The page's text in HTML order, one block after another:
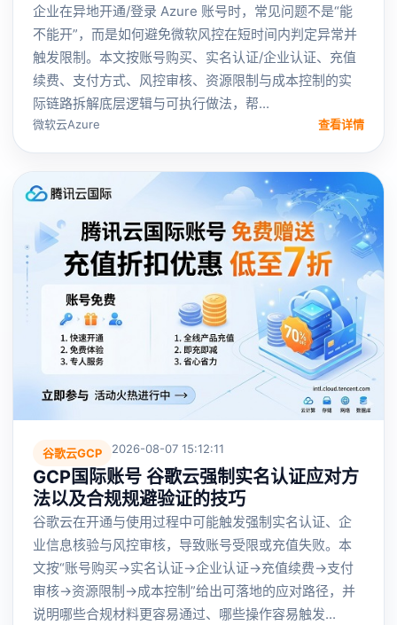
企业在异地开通/登录 Azure 账号时，常见问题不是“能
不能开”，而是如何避免微软风控在短时间内判定异常并
触发限制。本文按账号购买、实名认证/企业认证、充值
续费、支付方式、风控审核、资源限制与成本控制的实
际链路拆解底层逻辑与可执行做法，帮...
微软云Azure 查看详情
谷歌云GCP 2026-08-07 15:12:11
GCP国际账号 谷歌云强制实名认证应对方
法以及合规规避验证的技巧
谷歌云在开通与使用过程中可能触发强制实名认证、企
业信息核验与风控审核，导致账号受限或充值失败。本
文按“账号购买→实名认证→企业认证→充值续费→支付
审核→资源限制→成本控制”给出可落地的应对路径，并
说明哪些合规材料更容易通过、哪些操作容易触发...